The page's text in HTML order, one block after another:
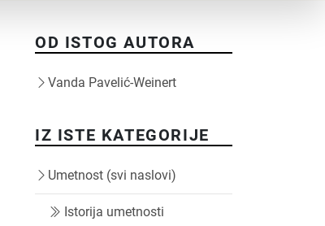
OD ISTOG AUTORA
Vanda Pavelić-Weinert
IZ ISTE KATEGORIJE
Umetnost (svi naslovi)
Istorija umetnosti